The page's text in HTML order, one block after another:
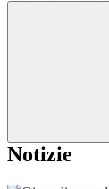
Notizie